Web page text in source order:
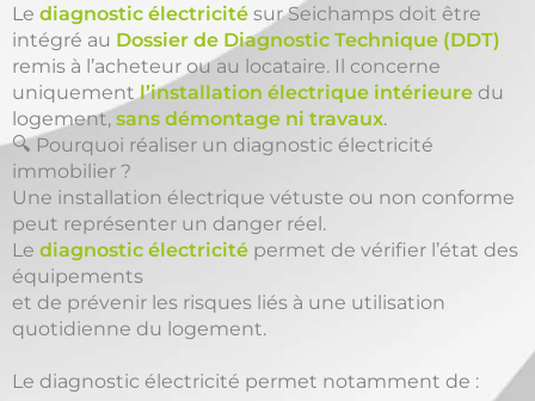
Le diagnostic électricité sur Seichamps doit être
intégré au Dossier de Diagnostic Technique (DDT)
remis à l’acheteur ou au locataire. Il concerne
uniquementl’installation électrique intérieure du
logement, sans démontage ni travaux.
🔍 Pourquoi réaliser un diagnostic électricité
immobilier ?
Une installation électrique vétuste ou non conforme
peut représenter un danger réel.
Le diagnostic électricité permet de vérifier l’état des
équipements
et de prévenir les risques liés à une utilisation
quotidienne du logement.
Le diagnostic électricité permet notamment de :